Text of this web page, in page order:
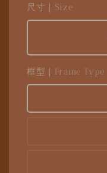
尺寸｜Size
框型｜Frame Type